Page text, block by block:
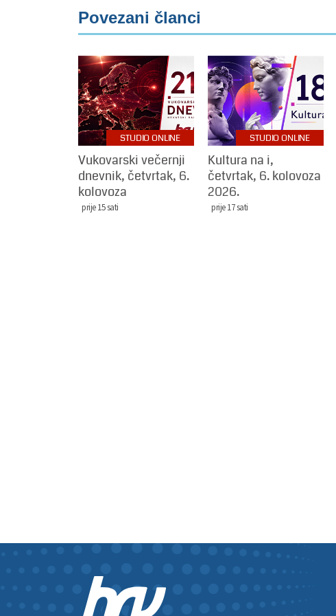
Povezani članci
STUDIO ONLINE
Vukovarski večernji
dnevnik, četvrtak, 6.
kolovoza
prije 15 sati
STUDIO ONLINE
Kultura na i,
četvrtak, 6. kolovoza
2026.
prije 17 sati